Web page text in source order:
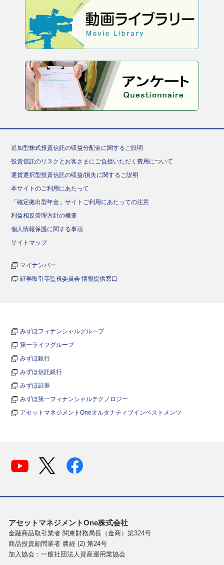
追加型株式投資信託の収益分配金に関するご説明
投資信託のリスクとお客さまにご負担いただく費用について
通貨選択型投資信託の収益/損失に関するご説明
本サイトのご利用にあたって
「確定拠出型年金」サイトご利用にあたっての注意
利益相反管理方針の概要
個人情報保護に関する事項
サイトマップ
マイナンバー
証券取引等監視委員会 情報提供窓口
みずほフィナンシャルグループ
第一ライフグループ
みずほ銀行
みずほ信託銀行
みずほ証券
みずほ第一フィナンシャルテクノロジー
アセットマネジメントOneオルタナティブインベストメンツ
アセットマネジメントOne株式会社
金融商品取引業者 関東財務局長（金商）第324号
商品投資顧問業者 農経 (2) 第24号
加入協会：一般社団法人資産運用業協会